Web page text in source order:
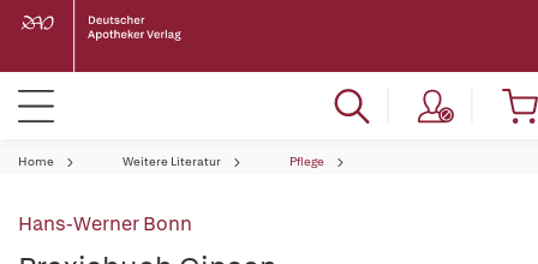
Home Weitere Literatur Pflege
Hans-Werner Bonn